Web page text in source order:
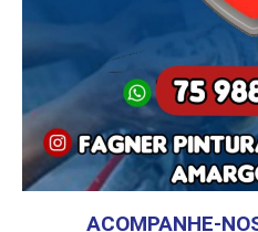
ACOMPANHE-